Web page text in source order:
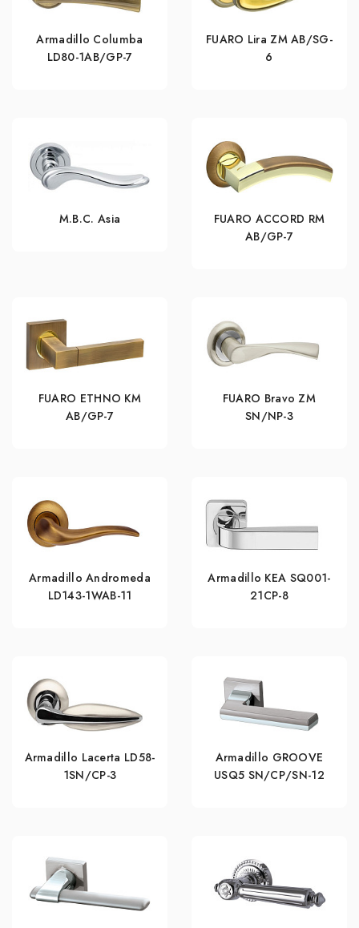
Armadillo Columba
LD80-1AB/GP-7
FUARO Lira ZM AB/SG-
6
M.B.C. Asia
FUARO ACCORD RM
AB/GP-7
FUARO ETHNO KM
AB/GP-7
FUARO Bravo ZM
SN/NP-3
Armadillo Andromeda
LD143-1WAB-11
Armadillo KEA SQ001-
21CP-8
Armadillo Lacerta LD58-
1SN/CP-3
Armadillo GROOVE
USQ5 SN/СР/SN-12